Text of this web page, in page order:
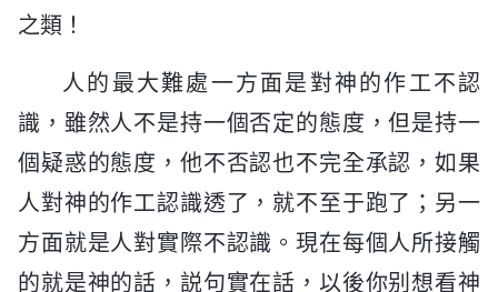
之類！
人的最大難處一方面是對神的作工不認
識，雖然人不是持一個否定的態度，但是持一
個疑惑的態度，他不否認也不完全承認，如果
人對神的作工認識透了，就不至于跑了；另一
方面就是人對實際不認識。現在每個人所接觸
的就是神的話，説句實在話，以後你别想看神